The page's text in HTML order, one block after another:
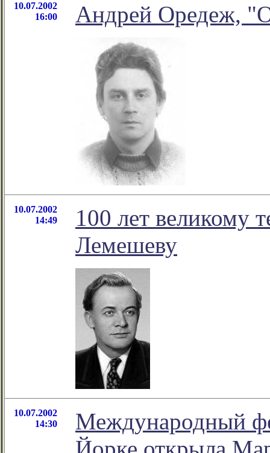
10.07.2002
16:00
Андрей Оредеж,
10.07.2002
14:49
100 лет великому
Лемешеву
10.07.2002
14:30
Международный